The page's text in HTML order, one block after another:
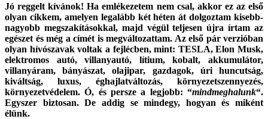
Jó reggelt kívánok! Ha emlékezetem nem csal, akkor ez az első
olyan cikkem, amelyen legalább két héten át dolgoztam kisebb-
nagyobb megszakításokkal, majd végül teljesen újra írtam az
egészet és még a címét is megváltozattam. Az első pár verzióban
olyan hívószavak voltak a fejlécben, mint: TESLA, Elon Musk,
elektromos autó, villanyautó, lítium, kobalt, akkumulátor,
villanyáram, bányászat, olajipar, gazdagok, úri huncutság,
kiváltság, luxus, éghajlatváltozás, környezetszennyezés,
környezetvédelem. Ó, és persze a legjobb: “mindmeghalunk“.
Egyszer biztosan. De addig se mindegy, hogyan és miként
élünk.